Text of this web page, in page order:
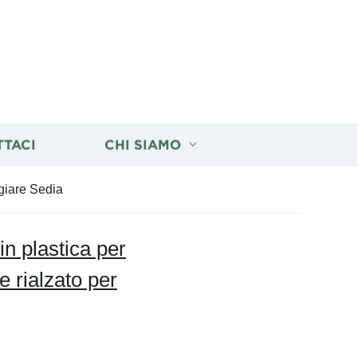
CHI SIAMO
Sedia
plastica per
rialzato per